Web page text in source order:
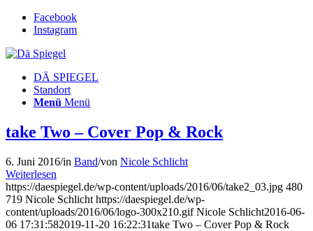
Facebook
Instagram
DÄ SPIEGEL
Standort
Menü Menü
take Two – Cover Pop & Rock
6. Juni 2016/in Band/von Nicole Schlicht
Weiterlesen
https://daespiegel.de/wp-content/uploads/2016/06/take2_03.jpg 480
719 Nicole Schlicht https://daespiegel.de/wp-
content/uploads/2016/06/logo-300x210.gif Nicole Schlicht2016-06-
06 17:31:582019-11-20 16:22:31take Two – Cover Pop & Rock